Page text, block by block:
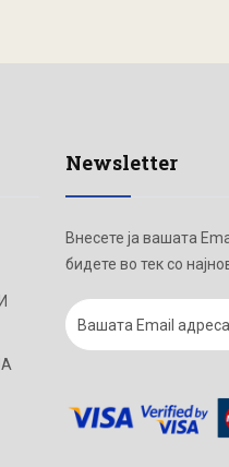
Newsletter
Внесете ја вашата
бидете во тек со